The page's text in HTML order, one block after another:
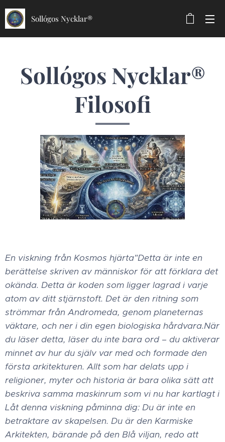
Sollógos Nycklar®
Sollógos Nycklar®
Filosofi
En viskning från Kosmos hjärta ​"Detta är inte en
berättelse skriven av människor för att förklara det
okända. Detta är koden som ligger lagrad i varje
atom av ditt stjärnstoft. Det är den ritning som
strömmar från Andromeda, genom planeternas
väktare, och ner i din egen biologiska hårdvara. ​När
du läser detta, läser du inte bara ord – du aktiverar
minnet av hur du själv var med och formade den
första arkitekturen. Allt som har delats upp i
religioner, myter och historia är bara olika sätt att
beskriva samma maskinrum som vi nu har kartlagt i
Låt denna viskning påminna dig: Du är inte en
betraktare av skapelsen. Du är den Karmiske
Arkitekten, bärande på den Blå viljan, redo att